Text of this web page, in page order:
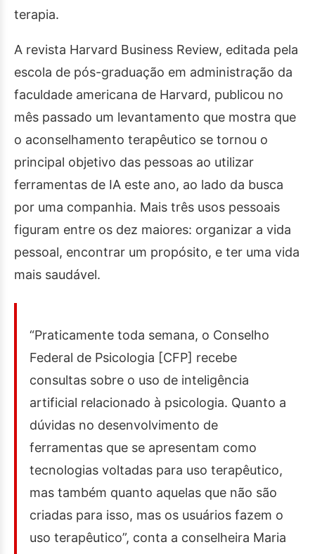
terapia.
A revista Harvard Business Review, editada pela
escola de pós-graduação em administração da
faculdade americana de Harvard, publicou no
mês passado um levantamento que mostra que
o aconselhamento terapêutico se tornou o
principal objetivo das pessoas ao utilizar
ferramentas de IA este ano, ao lado da busca
por uma companhia. Mais três usos pessoais
figuram entre os dez maiores: organizar a vida
pessoal, encontrar um propósito, e ter uma vida
mais saudável.
“Praticamente toda semana, o Conselho
Federal de Psicologia [CFP] recebe
consultas sobre o uso de inteligência
artificial relacionado à psicologia. Quanto a
dúvidas no desenvolvimento de
ferramentas que se apresentam como
tecnologias voltadas para uso terapêutico,
mas também quanto aquelas que não são
criadas para isso, mas os usuários fazem o
uso terapêutico”, conta a conselheira Maria